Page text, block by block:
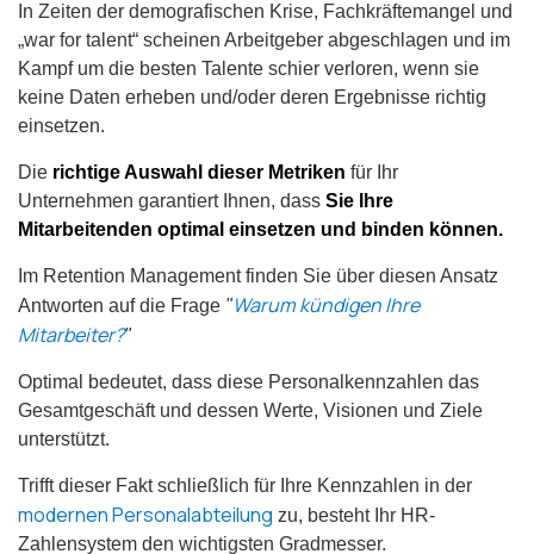
In Zeiten der demografischen Krise, Fachkräftemangel und
„war for talent“ scheinen Arbeitgeber abgeschlagen und im
Kampf um die besten Talente schier verloren, wenn sie
keine Daten erheben und/oder deren Ergebnisse richtig
einsetzen.
Die richtige Auswahl dieser Metriken für Ihr
Unternehmen garantiert Ihnen, dass Sie Ihre
Mitarbeitenden optimal einsetzen und binden können.
Im Retention Management finden Sie über diesen Ansatz
Antworten auf die Frage "Warum kündigen Ihre
Mitarbeiter?"
Optimal bedeutet, dass diese Personalkennzahlen das
Gesamtgeschäft und dessen Werte, Visionen und Ziele
unterstützt.
Trifft dieser Fakt schließlich für Ihre Kennzahlen in der
modernen Personalabteilung zu, besteht Ihr HR-
Zahlensystem den wichtigsten Gradmesser.